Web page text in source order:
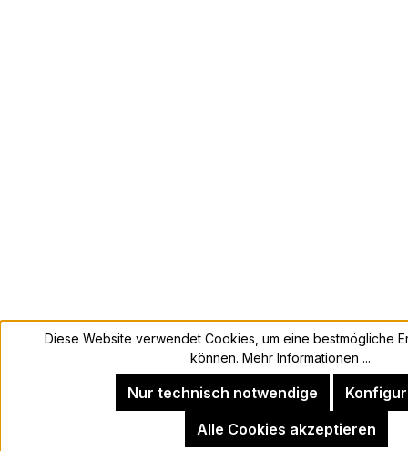
Diese Website verwendet Cookies, um eine bestmögliche
können. Mehr Informationen ...
Nur technisch notwendige
Alle Cookies akzeptieren